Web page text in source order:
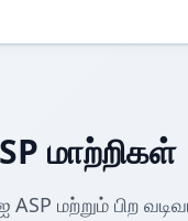
மாற்றிகள்
மற்றும் பிற